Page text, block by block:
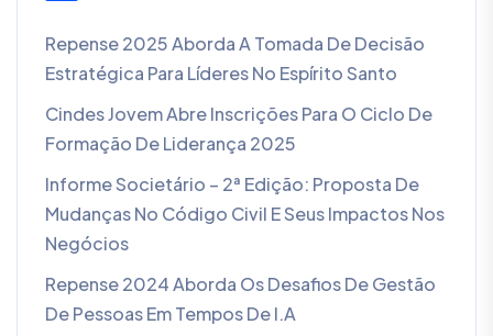
Repense 2025 Aborda A Tomada De Decisão
Estratégica Para Líderes No Espírito Santo
Cindes Jovem Abre Inscrições Para O Ciclo De
Formação De Liderança 2025
Informe Societário – 2ª Edição: Proposta De
Mudanças No Código Civil E Seus Impactos Nos
Negócios
Repense 2024 Aborda Os Desafios De Gestão
De Pessoas Em Tempos De I.A